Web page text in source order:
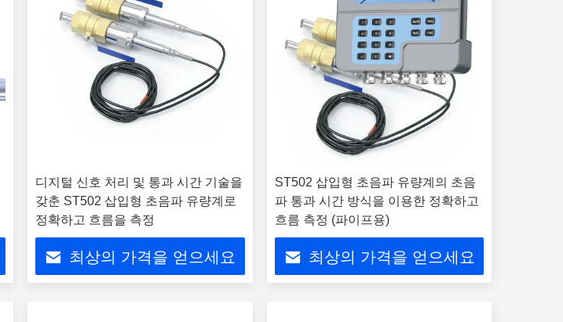
디지털 신호 처리 및 통과 시간 기술을
갖춘 ST502 삽입형 초음파 유량계로
정확하고 흐름을 측정
최상의 가격을 얻으세요
ST502 삽입형 초음파 유량계의 초음
파 통과 시간 방식을 이용한 정확하고
흐름 측정 (파이프용)
최상의 가격을 얻으세요